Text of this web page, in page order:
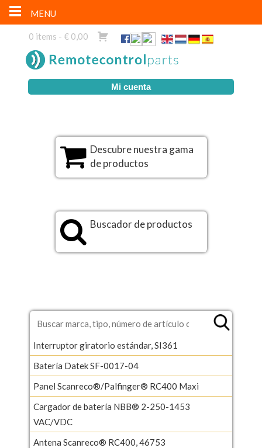
0 items - € 0,00
Mi cuenta
Descubre nuestra gama
de productos
Buscador de productos
Interruptor giratorio estándar, SI361
Batería Datek SF-0017-04
Panel Scanreco®/Palfinger® RC400 Maxi
Cargador de batería NBB® 2-250-1453
VAC/VDC
Antena Scanreco® RC400, 46753
MENU